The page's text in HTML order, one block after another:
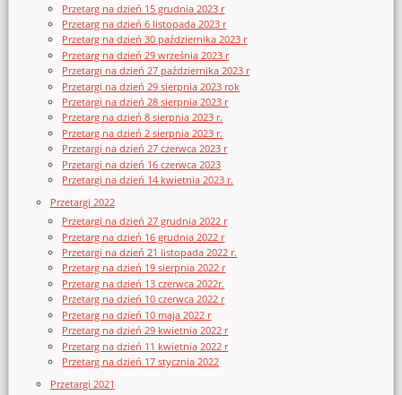
Przetarg na dzień 15 grudnia 2023 r
Przetarg na dzień 6 listopada 2023 r
Przetarg na dzień 30 października 2023 r
Przetarg na dzień 29 września 2023 r
Przetargi na dzień 27 października 2023 r
Przetargi na dzień 29 sierpnia 2023 rok
Przetargi na dzień 28 sierpnia 2023 r
Przetarg na dzień 8 sierpnia 2023 r.
Przetarg na dzień 2 sierpnia 2023 r.
Przetargi na dzień 27 czerwca 2023 r
Przetargi na dzień 16 czerwca 2023
Przetargi na dzień 14 kwietnia 2023 r.
Przetargi 2022
Przetargi na dzień 27 grudnia 2022 r
Przetarg na dzień 16 grudnia 2022 r
Przetargi na dzień 21 listopada 2022 r.
Przetarg na dzień 19 sierpnia 2022 r
Przetarg na dzień 13 czerwca 2022r.
Przetarg na dzień 10 czerwca 2022 r
Przetarg na dzień 10 maja 2022 r
Przetarg na dzień 29 kwietnia 2022 r
Przetarg na dzień 11 kwietnia 2022 r
Przetarg na dzień 17 stycznia 2022
Przetargi 2021